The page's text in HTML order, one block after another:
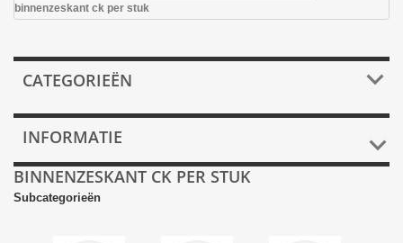
binnenzeskant ck per stuk
CATEGORIEËN 
INFORMATIE 
BINNENZESKANT CK PER STUK
Subcategorieën